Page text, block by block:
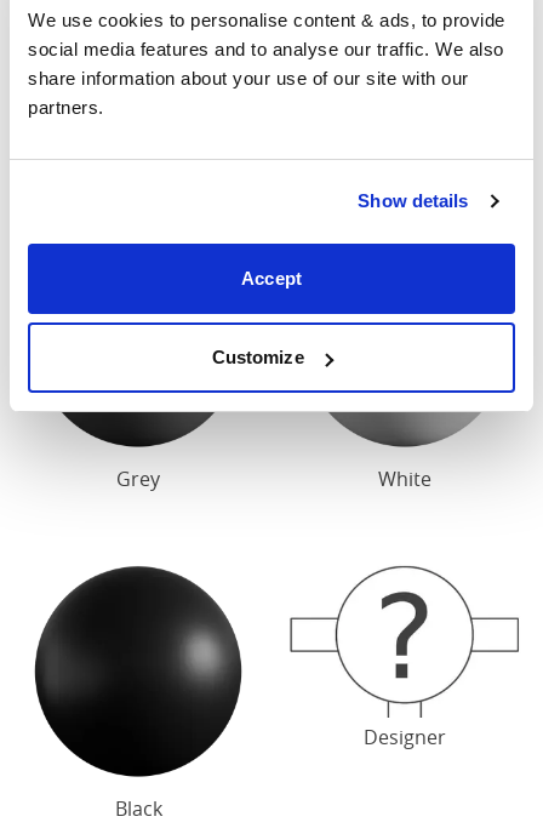
We use cookies to personalise content & ads, to provide
social media features and to analyse our traffic. We also
share information about your use of our site with our
partners.
Show details
Accept
Customize
können bis zu einem Zoll variieren. Bitte kontaktieren
Sie uns für genaue Abmessungen unserer Betten.
Unser Standardholzdekor ist dunkelkirsch oder weiß.
Grey White
Black
Designer